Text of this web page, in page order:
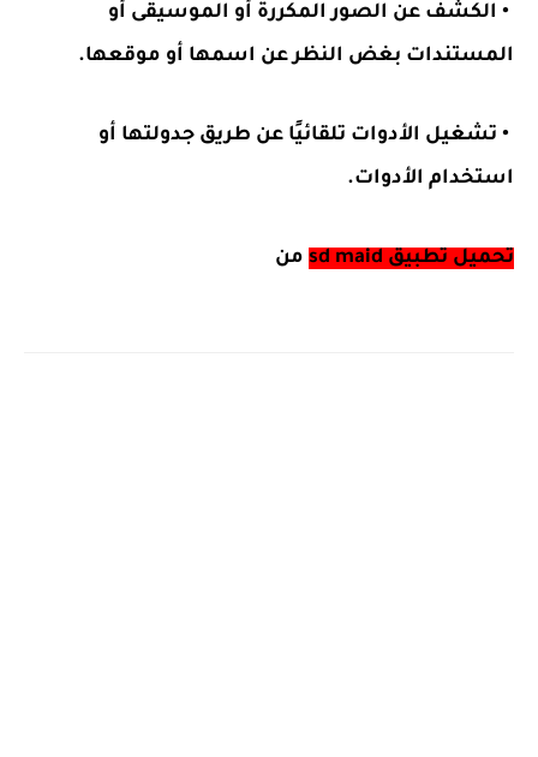
• الكشف عن الصور المكررة أو الموسيقى أو
المستندات بغض النظر عن اسمها أو موقعها.
• تشغيل الأدوات تلقائيًا عن طريق جدولتها أو
استخدام الأدوات.
تحميل تطبيق sd maid من